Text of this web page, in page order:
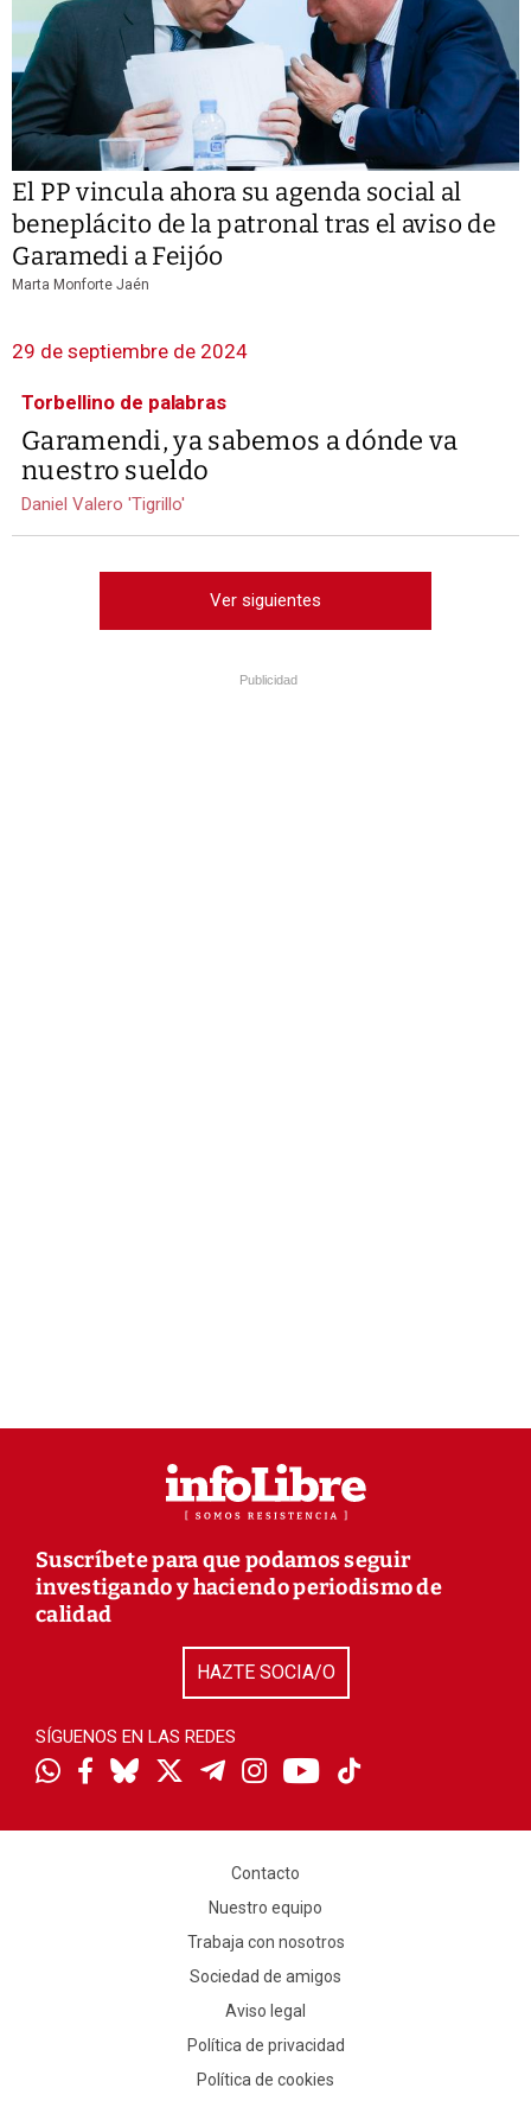
El PP vincula ahora su agenda social al
beneplácito de la patronal tras el aviso de
Garamedi a Feijóo
Marta Monforte Jaén
29 de septiembre de 2024
Torbellino de palabras
Garamendi, ya sabemos a dónde va
nuestro sueldo
Daniel Valero 'Tigrillo'
Ver siguientes
Publicidad
Suscríbete para que podamos seguir
investigando y haciendo periodismo de
calidad
HAZTE SOCIA/O
SÍGUENOS EN LAS REDES
Contacto
Nuestro equipo
Trabaja con nosotros
Sociedad de amigos
Aviso legal
Política de privacidad
Política de cookies